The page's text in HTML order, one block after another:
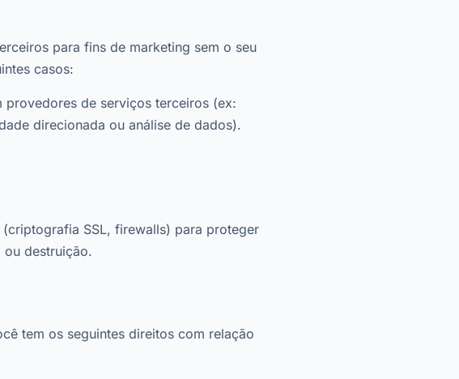
para fins de marketing sem o seu
casos:
de serviços terceiros (ex:
direcionada ou análise de dados).
SSL, firewalls) para proteger
destruição.
tem os seguintes direitos com relação